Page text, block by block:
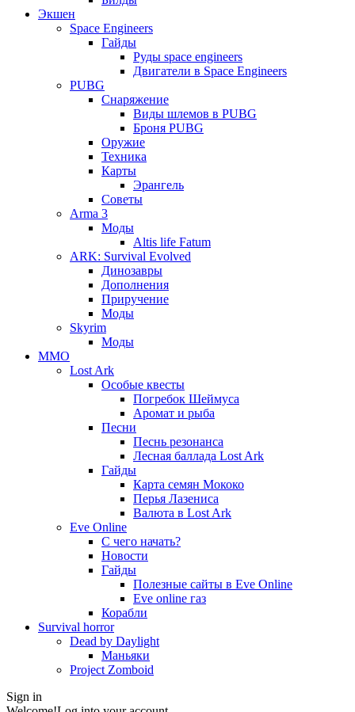
Экшен
Space Engineers
Гайды
Руды space engineers
Двигатели в Space Engineers
PUBG
Снаряжение
Виды шлемов в PUBG
Броня PUBG
Оружие
Техника
Карты
Эрангель
Советы
Arma 3
Моды
Altis life Fatum
ARK: Survival Evolved
Динозавры
Дополнения
Приручение
Моды
Skyrim
Моды
ММО
Lost Ark
Особые квесты
Погребок Шеймуса
Аромат и рыба
Песни
Песнь резонанса
Лесная баллада Lost Ark
Гайды
Карта семян Мококо
Перья Лазениса
Валюта в Lost Ark
Eve Online
С чего начать?
Новости
Гайды
Полезные сайты в Eve Online
Eve online газ
Корабли
Survival horror
Dead by Daylight
Маньяки
Project Zomboid
Sign in